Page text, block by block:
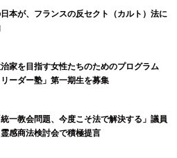
本が、フランスの反セクト（カルト）法に
家を目指す女性たちのためのプログラム
リーダー塾」第一期生を募集
一教会問題、今度こそ法で解決する」議員
感商法検討会で積極提言